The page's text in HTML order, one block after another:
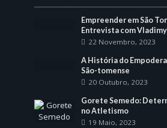
Empreender em São
Entrevista com
22 Novembro, 2023
A História do
São-tomense
20 Outubro, 2023
Gorete Semedo:
no Atletismo
19 Maio, 2023